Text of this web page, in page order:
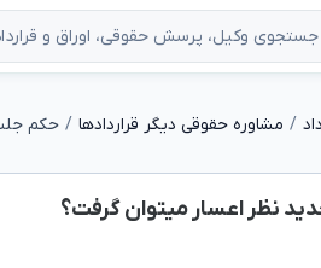
مشاوره حقوقی دیگر قراردادها
نظر اعسار میتوان گرفت؟